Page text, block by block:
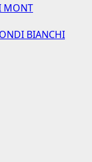
MONT
BIANCHI